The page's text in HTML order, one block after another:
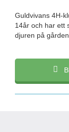
Guldvivans 4H-
14år och har ett
djuren på gården.